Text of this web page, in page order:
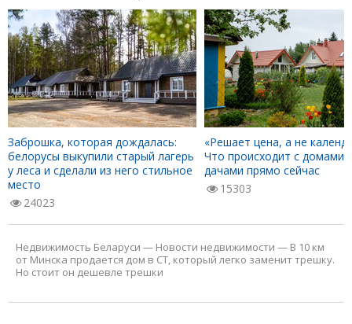
Заброшка, которая дождалась:
белорусы выкупили старый лагерь
у леса и сделали из него стильное
место
24023
«Решает цена, а не
Что происходит с домами
дачами прямо сейчас
15303
Недвижимость Беларуси — Новости недвижимости — В 10 км
от Минска продается дом в СТ, который легко заменит трешку.
Но стоит он дешевле трешки